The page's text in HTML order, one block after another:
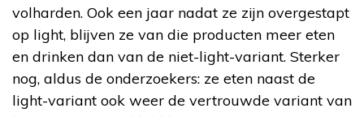
volharden. Ook een jaar nadat ze zijn overgestapt
op light, blijven ze van die producten meer eten
en drinken dan van de niet-light-variant. Sterker
nog, aldus de onderzoekers: ze eten naast de
light-variant ook weer de vertrouwde variant van